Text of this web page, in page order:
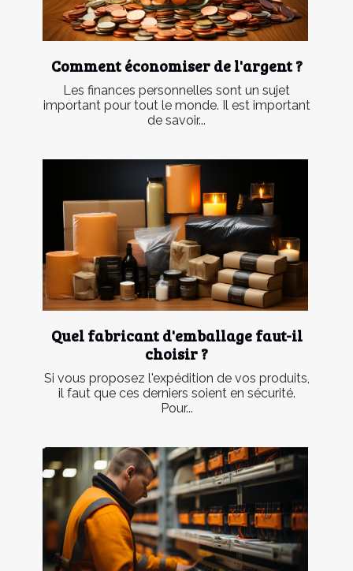
Comment économiser de l'argent ?
Les finances personnelles sont un sujet
important pour tout le monde. Il est important
de savoir...
Quel fabricant d'emballage faut-il
choisir ?
Si vous proposez l'expédition de vos produits,
il faut que ces derniers soient en sécurité.
Pour...